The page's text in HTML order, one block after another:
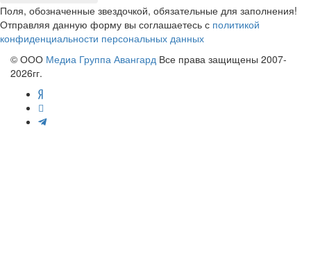
Поля, обозначенные звездочкой, обязательные для заполнения!
Отправляя данную форму вы соглашаетесь с политикой
конфиденциальности персональных данных
© ООО Медиа Группа Авангард Все права защищены 2007-
2026гг.